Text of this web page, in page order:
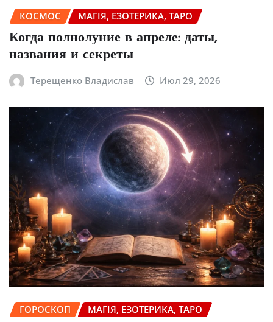
КОСМОС МАГІЯ, ЕЗОТЕРИКА, ТАРО
Когда полнолуние в апреле: даты,
названия и секреты
Терещенко Владислав Июл 29, 2026
ГОРОСКОП МАГІЯ, ЕЗОТЕРИКА, ТАРО